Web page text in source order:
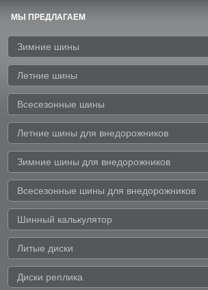
МЫ ПРЕДЛАГАЕМ
Зимние шины
Летние шины
Всесезонные шины
Летние шины для внедорожников
Зимние шины для внедорожников
Всесезонные шины для внедорожников
Шинный калькулятор
Литые диски
Диски реплика